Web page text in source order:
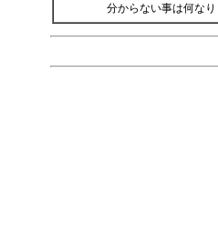
分からない事は何なり